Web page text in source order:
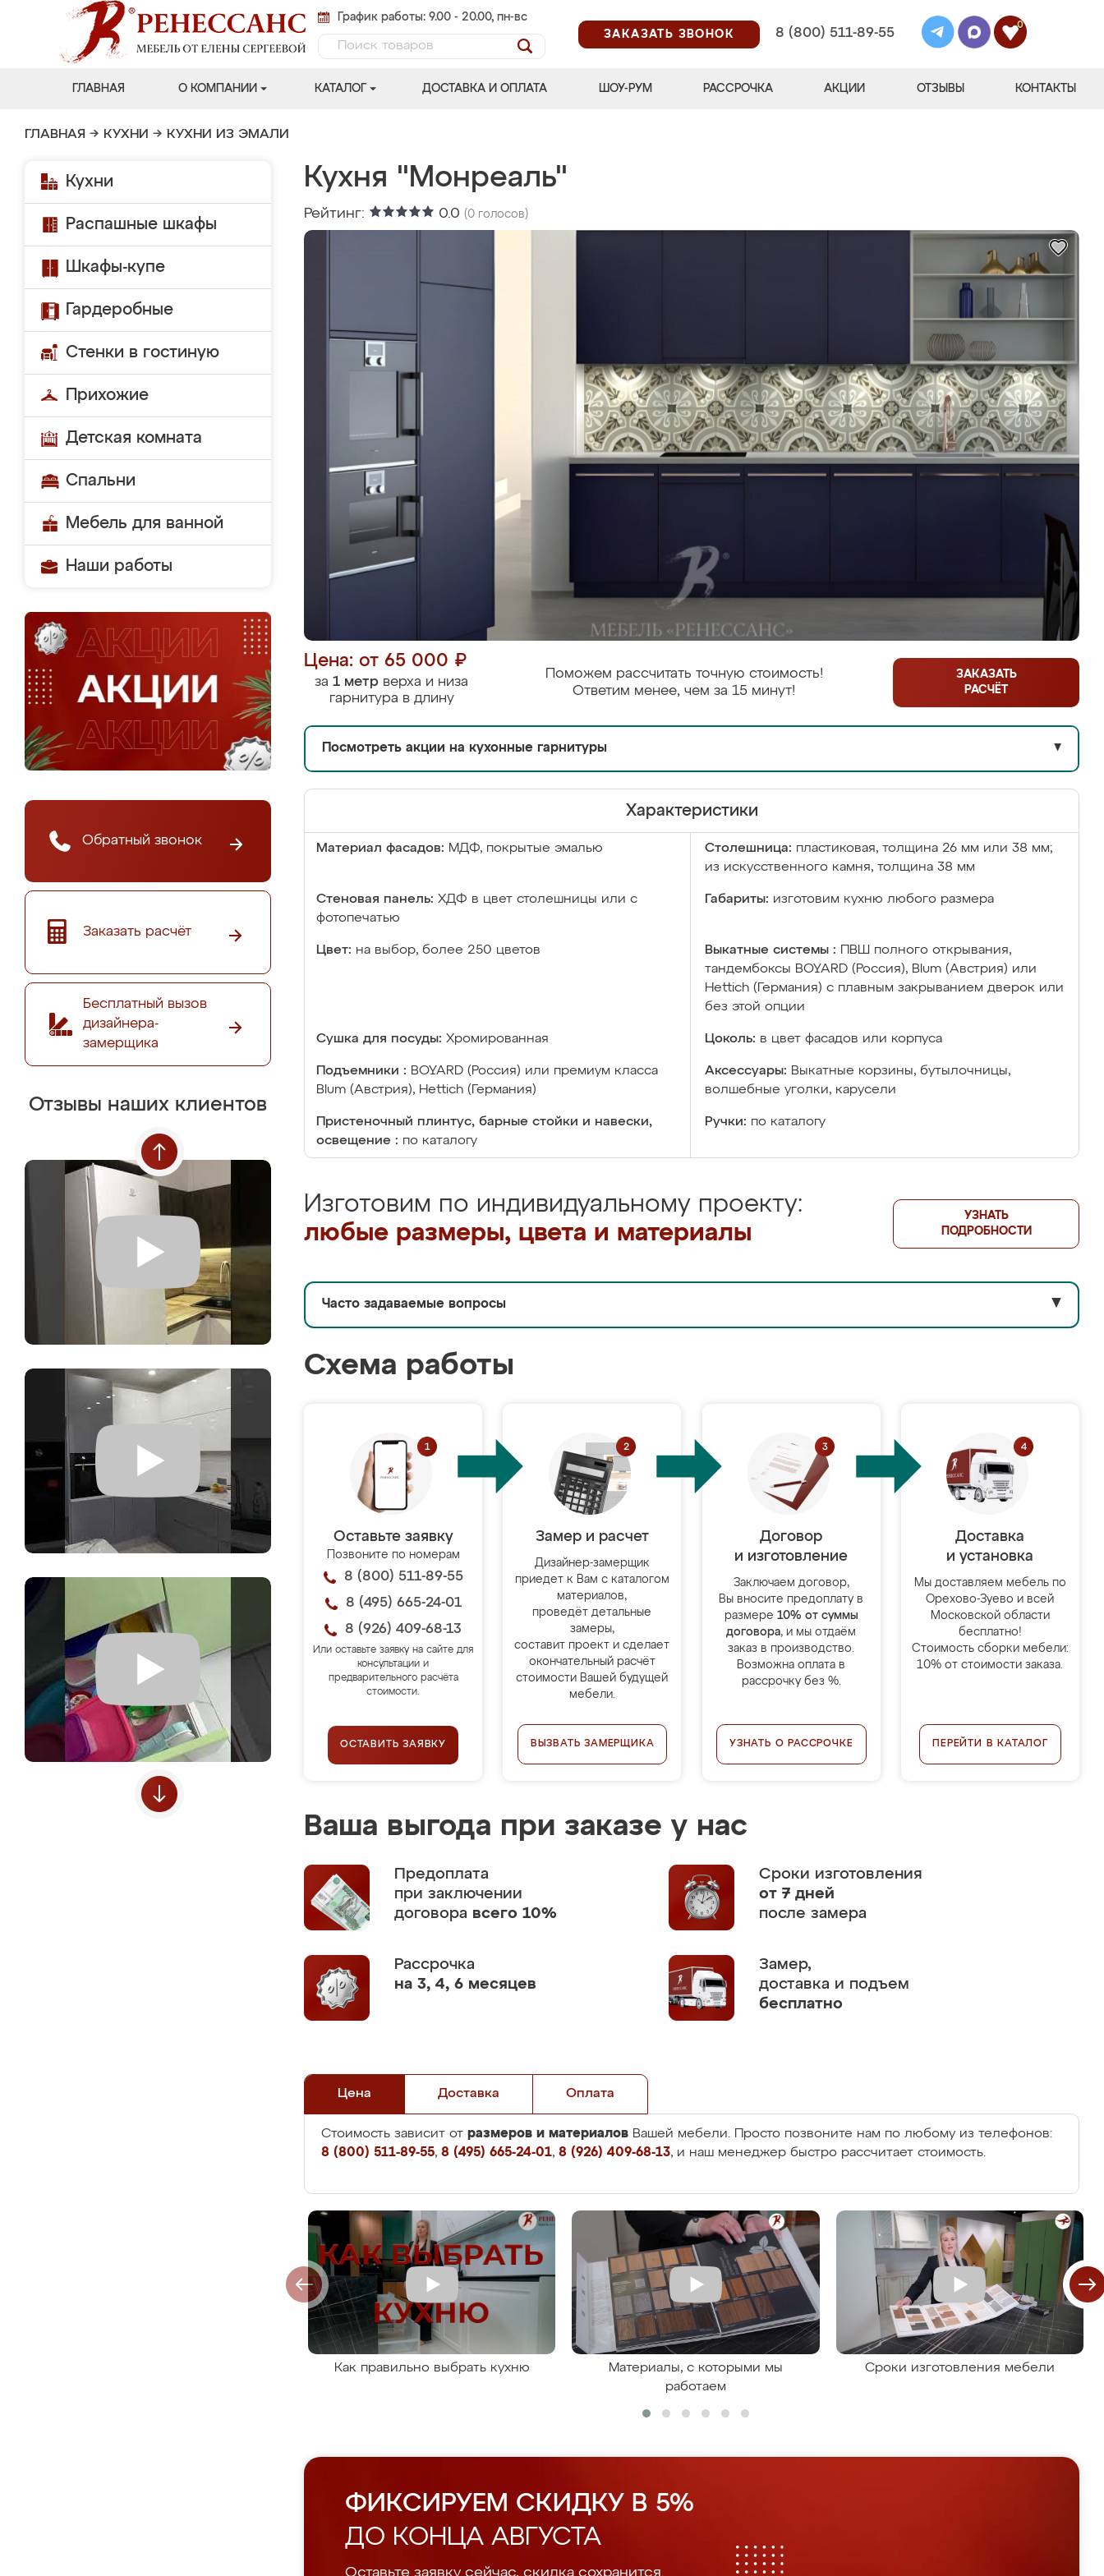
График работы: 9.00 - 20.00, пн-вс
ЗАКАЗАТЬ ЗВОНОК
8 (800) 511-89-55
0
ГЛАВНАЯ О КОМПАНИИ КАТАЛОГ ДОСТАВКА И ОПЛАТА ШОУ-РУМ РАССРОЧКА АКЦИИ ОТЗЫВЫ КОНТАКТЫ
ГЛАВНАЯ → КУХНИ → КУХНИ ИЗ ЭМАЛИ
Кухни
Распашные шкафы
Шкафы-купе
Гардеробные
Стенки в гостиную
Прихожие
Детская комната
Спальни
Мебель для ванной
Наши работы
Обратный звонок
Заказать расчёт
Бесплатный вызов
дизайнера-
замерщика
Отзывы наших клиентов
Кухня "Монреаль"
Рейтинг: 0.0 (0 голосов)
Цена: от 65 000 ₽
за 1 метр верха и низа
гарнитура в длину
Поможем рассчитать точную стоимость!
Ответим менее, чем за 15 минут!
ЗАКАЗАТЬ
РАСЧЁТ
Посмотреть акции на кухонные гарнитуры ▼
Характеристики
Материал фасадов: МДФ, покрытые эмалью Столешница: пластиковая, толщина 26 мм или 38 мм;
из искусственного камня, толщина 38 мм
Стеновая панель: ХДФ в цвет столешницы или с
фотопечатью
Габариты: изготовим кухню любого размера
Цвет: на выбор, более 250 цветов Выкатные системы :
ПВШ полного открывания,
тандембоксы BOYARD (Россия), Blum (Австрия) или
Hettich (Германия) с плавным закрыванием дверок или
без этой опции
Сушка для посуды: Хромированная Цоколь: в цвет фасадов или корпуса
Подъемники : BOYARD (Россия) или премиум класса
Blum (Австрия), Hettich (Германия)
Аксессуары: Выкатные корзины, бутылочницы,
волшебные уголки, карусели
Пристеночный плинтус, барные стойки и навески,
освещение : по каталогу
Ручки: по каталогу
Изготовим по индивидуальному проекту:
любые размеры, цвета и материалы
УЗНАТЬ
ПОДРОБНОСТИ
Часто задаваемые вопросы ▼
Схема работы
Оставьте заявку
Позвоните по номерам
8 (800) 511-89-55
8 (495) 665-24-01
8 (926) 409-68-13
Или оставьте заявку на сайте для
консультации и
предварительного расчёта
стоимости.
ОСТАВИТЬ ЗАЯВКУ
Замер и расчет
Дизайнер-замерщик
приедет к Вам с каталогом
материалов,
проведёт детальные
замеры,
составит проект и сделает
окончательный расчёт
стоимости Вашей будущей
мебели.
ВЫЗВАТЬ ЗАМЕРЩИКА
Договор
и изготовление
Заключаем договор,
Вы вносите предоплату в
размере 10% от суммы
договора, и мы отдаём
заказ в производство.
Возможна оплата в
рассрочку без %.
УЗНАТЬ О РАССРОЧКЕ
Доставка
и установка
Мы доставляем мебель по
Орехово-Зуево и всей
Московской области
бесплатно!
Стоимость сборки мебели:
10% от стоимости заказа.
ПЕРЕЙТИ В КАТАЛОГ
Ваша выгода при заказе у нас
Предоплата
при заключении
договора всего 10%
Сроки изготовления
от 7 дней
после замера
Рассрочка
на 3, 4, 6 месяцев
Замер,
доставка и подъем
бесплатно
Цена Доставка Оплата
Стоимость зависит от размеров и материалов Вашей мебели. Просто позвоните нам по любому из телефонов:
8 (800) 511-89-55, 8 (495) 665-24-01, 8 (926) 409-68-13, и наш менеджер быстро рассчитает стоимость.
Как правильно выбрать кухню
Материалы, с которыми мы
работаем
Сроки изготовления мебели
ФИКСИРУЕМ СКИДКУ В 5%
ДО КОНЦА АВГУСТА
Оставьте заявку сейчас, скидка сохранится.